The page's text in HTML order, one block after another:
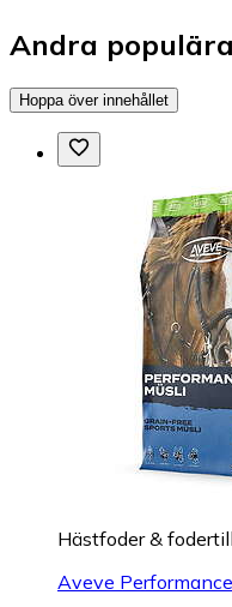
Andra
Hoppa över innehållet
Hästfoder &
Aveve